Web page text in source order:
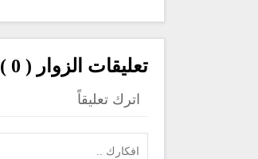
تعليقات الزوار ( 0 )
اترك تعليقاً